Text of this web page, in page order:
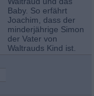
Baby. So erfährt
Joachim, dass der
minderjährige Simon
der Vater von
Waltrauds Kind ist.